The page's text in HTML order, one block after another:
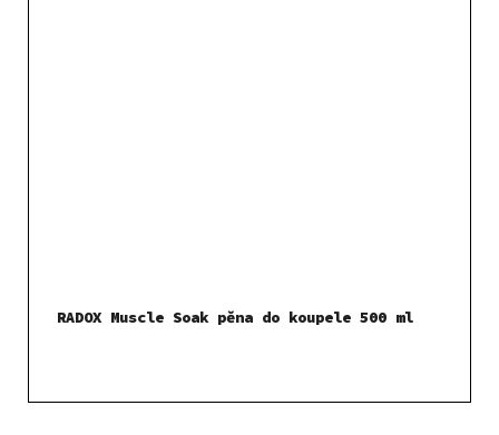
RADOX Muscle Soak pěna do koupele 500 ml